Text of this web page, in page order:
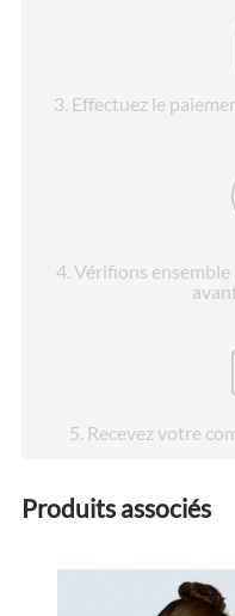
3. Effectuez le
4 . Vérifions
5. Recevez votre
Produits associés